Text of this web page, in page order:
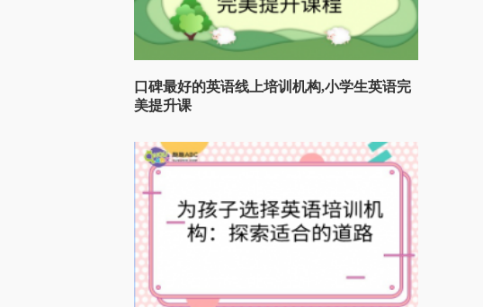
口碑最好的英语线上培训机构,小学生英语完
美提升课